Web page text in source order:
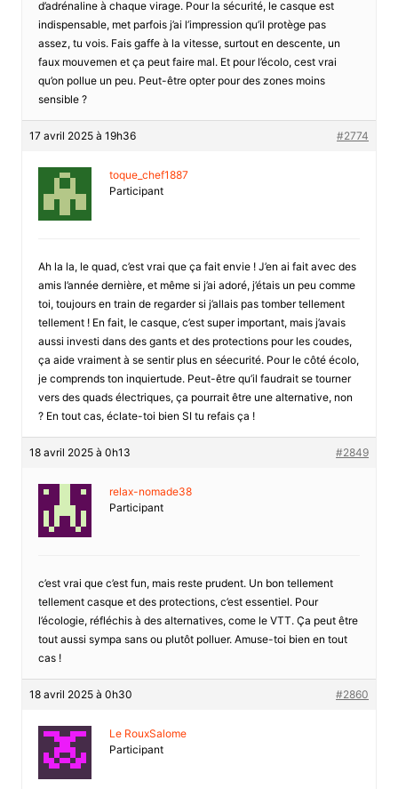
d’adrénaline à chaque virage. Pour la sécurité, le casque est
indispensable, met parfois j’ai l’impression qu’il protège pas
assez, tu vois. Fais gaffe à la vitesse, surtout en descente, un
faux mouvemen et ça peut faire mal. Et pour l’écolo, cest vrai
qu’on pollue un peu. Peut-être opter pour des zones moins
sensible ?
17 avril 2025 à 19h36 #2774
toque_chef1887
Participant
Ah la la, le quad, c’est vrai que ça fait envie ! J’en ai fait avec des
amis l’année dernière, et même si j’ai adoré, j’étais un peu comme
toi, toujours en train de regarder si j’allais pas tomber tellement
tellement ! En fait, le casque, c’est super important, mais j’avais
aussi investi dans des gants et des protections pour les coudes,
ça aide vraiment à se sentir plus en séecurité. Pour le côté écolo,
je comprends ton inquiertude. Peut-être qu’il faudrait se tourner
vers des quads électriques, ça pourrait être une alternative, non
? En tout cas, éclate-toi bien SI tu refais ça !
18 avril 2025 à 0h13 #2849
relax-nomade38
Participant
c’est vrai que c’est fun, mais reste prudent. Un bon tellement
tellement casque et des protections, c’est essentiel. Pour
l’écologie, réfléchis à des alternatives, come le VTT. Ça peut être
tout aussi sympa sans ou plutôt polluer. Amuse-toi bien en tout
cas !
18 avril 2025 à 0h30 #2860
Le RouxSalome
Participant